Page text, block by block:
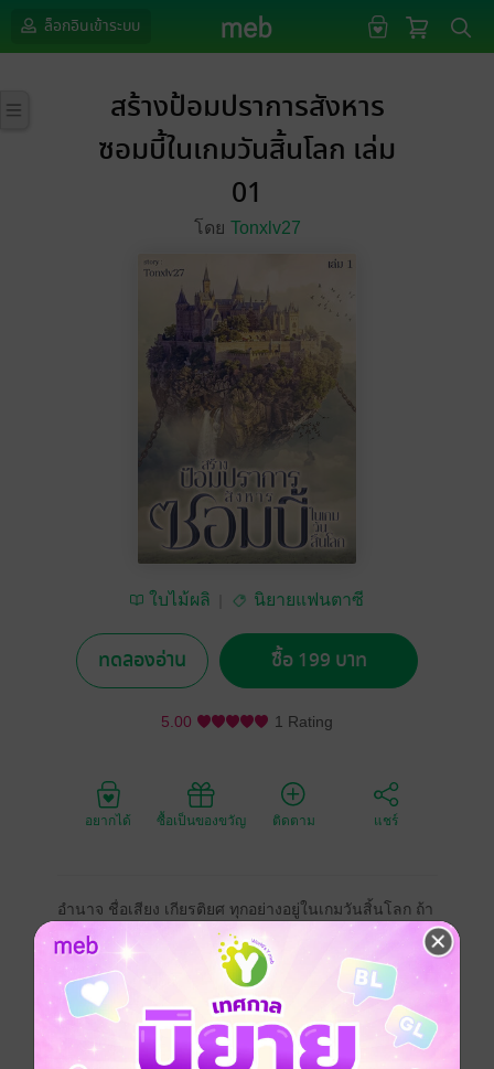
ล็อกอินเข้าระบบ
สร้างป้อมปราการสังหาร
ซอมบี้ในเกมวันสิ้นโลก เล่ม
01
โดย Tonxlv27
ใบไม้ผลิ นิยายแฟนตาซี
ทดลองอ่าน ซื้อ 199 บาท
5.00 1 Rating
อยากได้ ซื้อเป็นของขวัญ ติดตาม แชร์
อำนาจ ชื่อเสียง เกียรติยศ ทุกอย่างอยู่ในเกมวันสิ้นโลก ถ้า
อยากได้ก็เข้าไปเอา แต่จะมีชีวิตออกมาไหม นั่นก็อีกเรื่อง...
แฟนตาซี ทะลุมิติ เกมออนไลน์
สร้าป้อมปราการสังหารซอมบี้ในเกมวันสิ้นโลก